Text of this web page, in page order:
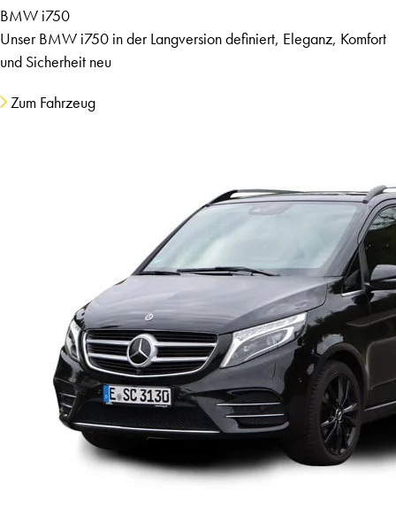
BMW i750
Unser BMW i750 in der Langversion definiert, Eleganz, Komfort
und Sicherheit neu
Zum Fahrzeug